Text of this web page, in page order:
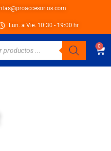
Lun. a Vie. 10:30 - 19:00 hr
0